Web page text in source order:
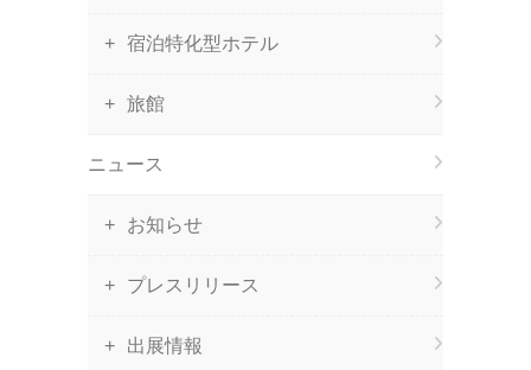
宿泊特化型ホテル
旅館
ニュース
お知らせ
プレスリリース
出展情報